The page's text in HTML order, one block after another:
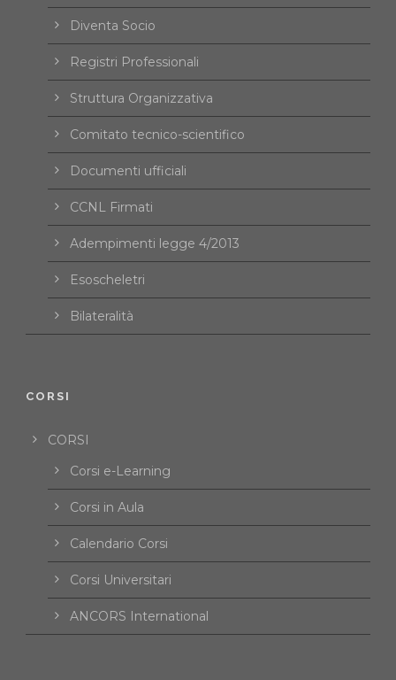
Diventa Socio
Registri Professionali
Struttura Organizzativa
Comitato tecnico-scientifico
Documenti ufficiali
CCNL Firmati
Adempimenti legge 4/2013
Esoscheletri
Bilateralità
CORSI
CORSI
Corsi e-Learning
Corsi in Aula
Calendario Corsi
Corsi Universitari
ANCORS International